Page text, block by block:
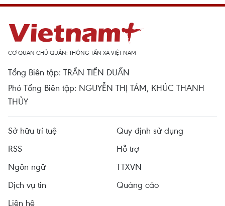
CƠ QUAN CHỦ QUẢN: THÔNG TẤN XÃ VIỆT NAM
Tổng Biên tập: TRẦN TIẾN DUẨN
Phó Tổng Biên tập: NGUYỄN THỊ TÁM, KHÚC THANH
THỦY
Sở hữu trí tuệ
Quy định sử dụng
RSS
Hỗ trợ
Ngôn ngữ
TTXVN
Dịch vụ tin
Quảng cáo
Liên hệ